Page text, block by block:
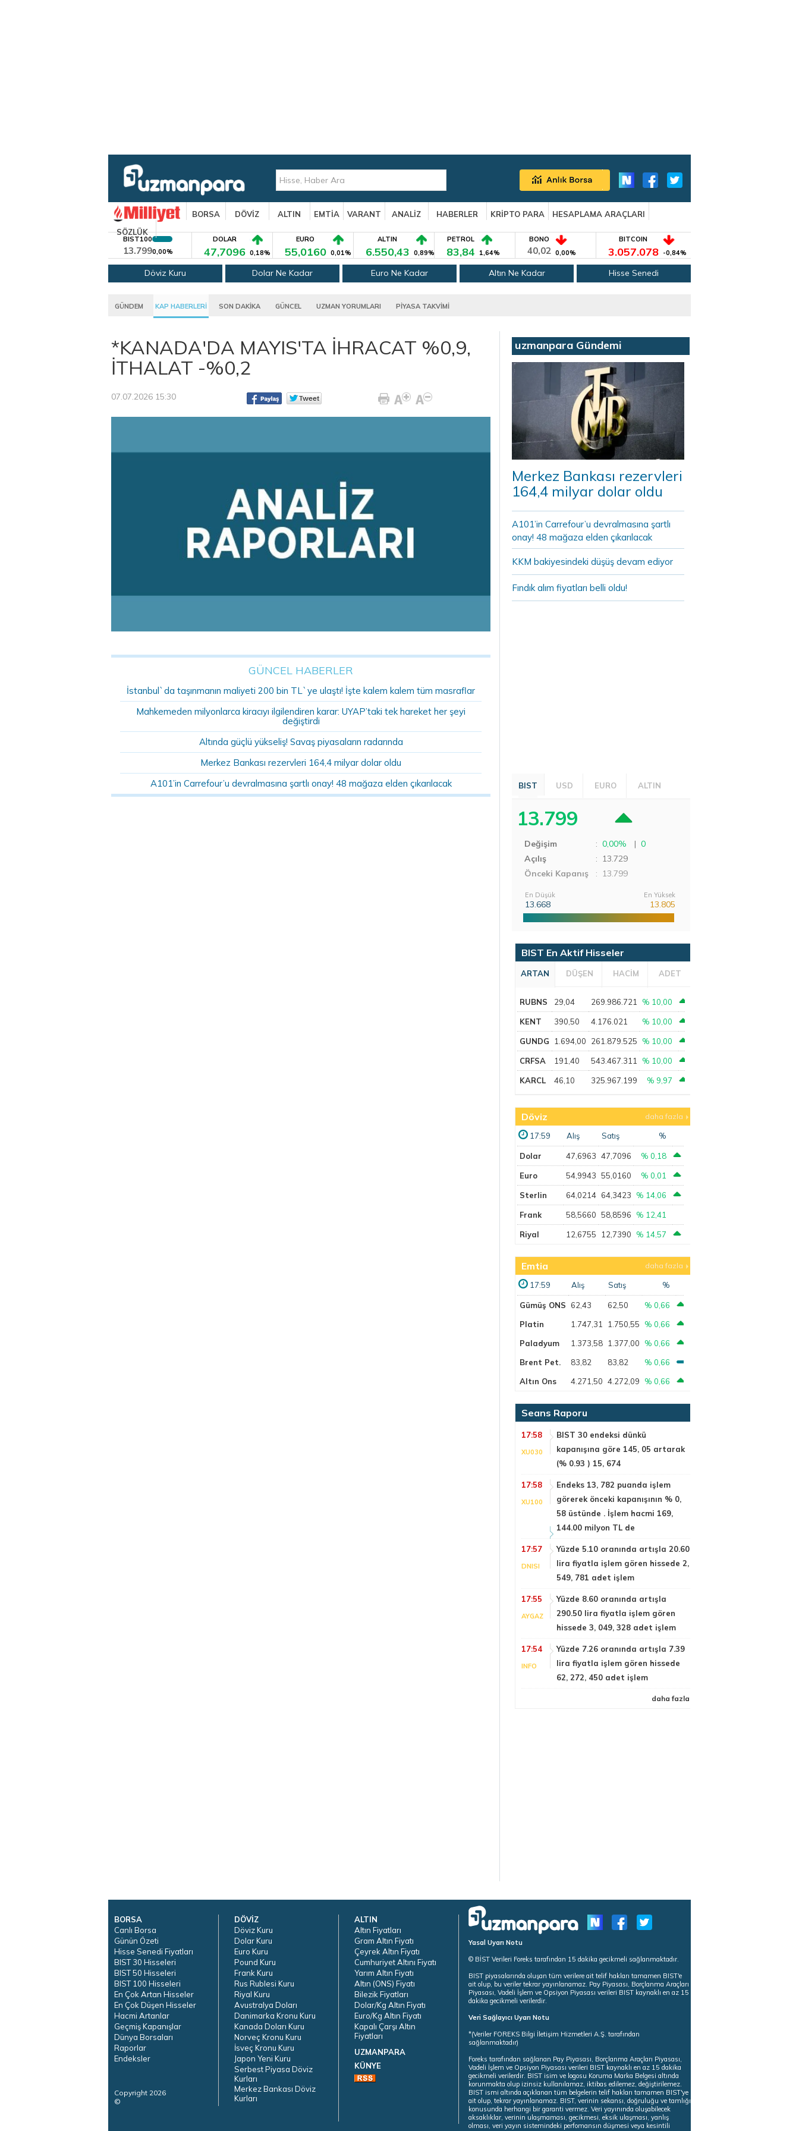
BORSA DÖVİZ ALTIN EMTİA VARANT ANALİZ HABERLER KRİPTO PARA
HESAPLAMA ARAÇLARI
SÖZLÜK
BIST100
13.7990,00%
DOLAR
47,7096 0,18%
EURO
55,0160 0,01%
ALTIN
6.550,43 0,89%
PETROL
83,84 1,64%
BONO
40,02 0,00%
BITCOIN
3.057.078 -0,84%
Döviz Kuru Dolar Ne Kadar Euro Ne Kadar Altın Ne Kadar Hisse Senedi
GÜNDEM KAP HABERLERİ SON DAKİKA GÜNCEL UZMAN YORUMLARI PİYASA TAKVİMİ
*KANADA'DA MAYIS'TA İHRACAT %0,9,
İTHALAT -%0,2
07.07.2026 15:30
GÜNCEL HABERLER
İstanbul`da taşınmanın maliyeti 200 bin TL`ye ulaştı! İşte kalem kalem tüm masraflar
Mahkemeden milyonlarca kiracıyı ilgilendiren karar: UYAP’taki tek hareket her şeyi
değiştirdi
Altında güçlü yükseliş! Savaş piyasaların radarında
Merkez Bankası rezervleri 164,4 milyar dolar oldu
A101’in Carrefour’u devralmasına şartlı onay! 48 mağaza elden çıkarılacak
uzmanpara Gündemi
Merkez Bankası rezervleri
164,4 milyar dolar oldu
A101’in Carrefour’u devralmasına şartlı
onay! 48 mağaza elden çıkarılacak
KKM bakiyesindeki düşüş devam ediyor
Fındık alım fiyatları belli oldu!
BIST USD EURO ALTIN
13.799
Değişim : 0,00% | 0
Açılış
: 13.729
Önceki Kapanış
: 13.799
En Düşük
13.668
En Yüksek
13.805
BIST En Aktif Hisseler
ARTAN DÜŞEN HACİM ADET
RUBNS 29,04 269.986.721 % 10,00
KENT 390,50 4.176.021 % 10,00
GUNDG 1.694,00 261.879.525 % 10,00
CRFSA 191,40 543.467.311 % 10,00
KARCL 46,10 325.967.199 % 9,97
Döviz daha fazla
17:59 Alış Satış %
Dolar 47,6963 47,7096 % 0,18
Euro 54,9943 55,0160 % 0,01
Sterlin 64,0214 64,3423 % 14,06
Frank 58,5660 58,8596 % 12,41
Riyal 12,6755 12,7390 % 14,57
Emtia daha fazla
17:59 Alış Satış %
Gümüş ONS 62,43 62,50
% 0,66
Platin
1.747,31 1.750,55
% 0,66
Paladyum
1.373,58 1.377,00
% 0,66
Brent Pet.
83,82 83,82
% 0,66
Altın Ons
4.271,50 4.272,09 % 0,66
Seans Raporu
17:58
XU030
BIST 30 endeksi dünkü
kapanışına göre 145, 05 artarak
(% 0.93 ) 15, 674
17:58
XU100
Endeks 13, 782 puanda işlem
görerek önceki kapanışının % 0,
58 üstünde . İşlem hacmi 169,
144.00 milyon TL de
17:57
DNISI
Yüzde 5.10 oranında artışla 20.60
lira fiyatla işlem gören hissede 2,
549, 781 adet işlem
17:55
AYGAZ
Yüzde 8.60 oranında artışla
290.50 lira fiyatla işlem gören
hissede 3, 049, 328 adet işlem
17:54
INFO
Yüzde 7.26 oranında artışla 7.39
lira fiyatla işlem gören hissede
62, 272, 450 adet işlem
daha fazla
BORSA
Canlı Borsa
Günün Özeti
Hisse Senedi Fiyatları
BIST 30 Hisseleri
BIST 50 Hisseleri
BIST 100 Hisseleri
En Çok Artan Hisseler
En Çok Düşen Hisseler
Hacmi Artanlar
Geçmiş Kapanışlar
Dünya Borsaları
Raporlar
Endeksler
Copyright 2026
©
DÖVİZ
Döviz Kuru
Dolar Kuru
Euro Kuru
Pound Kuru
Frank Kuru
Rus Rublesi Kuru
Riyal Kuru
Avustralya Doları
Danimarka Kronu Kuru
Kanada Doları Kuru
Norveç Kronu Kuru
İsveç Kronu Kuru
Japon Yeni Kuru
Serbest Piyasa Döviz
Kurları
Merkez Bankası Döviz
Kurları
ALTIN
Altın Fiyatları
Gram Altın Fiyatı
Çeyrek Altın Fiyatı
Cumhuriyet Altını Fiyatı
Yarım Altın Fiyatı
Altın (ONS) Fiyatı
Bilezik Fiyatları
Dolar/Kg Altın Fiyatı
Euro/Kg Altın Fiyatı
Kapalı Çarşı Altın
Fiyatları
UZMANPARA
KÜNYE
Yasal Uyarı Notu
© BİST Verileri Foreks tarafından 15 dakika gecikmeli sağlanmaktadır.
BIST piyasalarında oluşan tüm verilere ait telif hakları tamamen BIST'e
ait olup, bu veriler tekrar yayınlanamaz. Pay Piyasası, Borçlanma Araçları
Piyasası, Vadeli İşlem ve Opsiyon Piyasası verileri BIST kaynaklı en az 15
dakika gecikmeli verilerdir.
Veri Sağlayıcı Uyarı Notu
*(Veriler FOREKS Bilgi İletişim Hizmetleri A.Ş. tarafından
sağlanmaktadır)
Foreks tarafından sağlanan Pay Piyasası, Borçlanma Araçları Piyasası,
Vadeli İşlem ve Opsiyon Piyasası verileri BIST kaynaklı en az 15 dakika
gecikmeli verilerdir. BIST isim ve logosu Koruma Marka Belgesi altında
korunmakta olup izinsiz kullanılamaz, iktibas edilemez, değiştirilemez.
BIST ismi altında açıklanan tüm belgelerin telif hakları tamamen BIST'ye
ait olup, tekrar yayınlanamaz. BIST, verinin sekansı, doğruluğu ve tamlığı
konusunda herhangi bir garanti vermez. Veri yayınında oluşabilecek
aksaklıklar, verinin ulaşmaması, gecikmesi, eksik ulaşması, yanlış
olması, veri yayın sistemindeki perfomansın düşmesi veya kesintili